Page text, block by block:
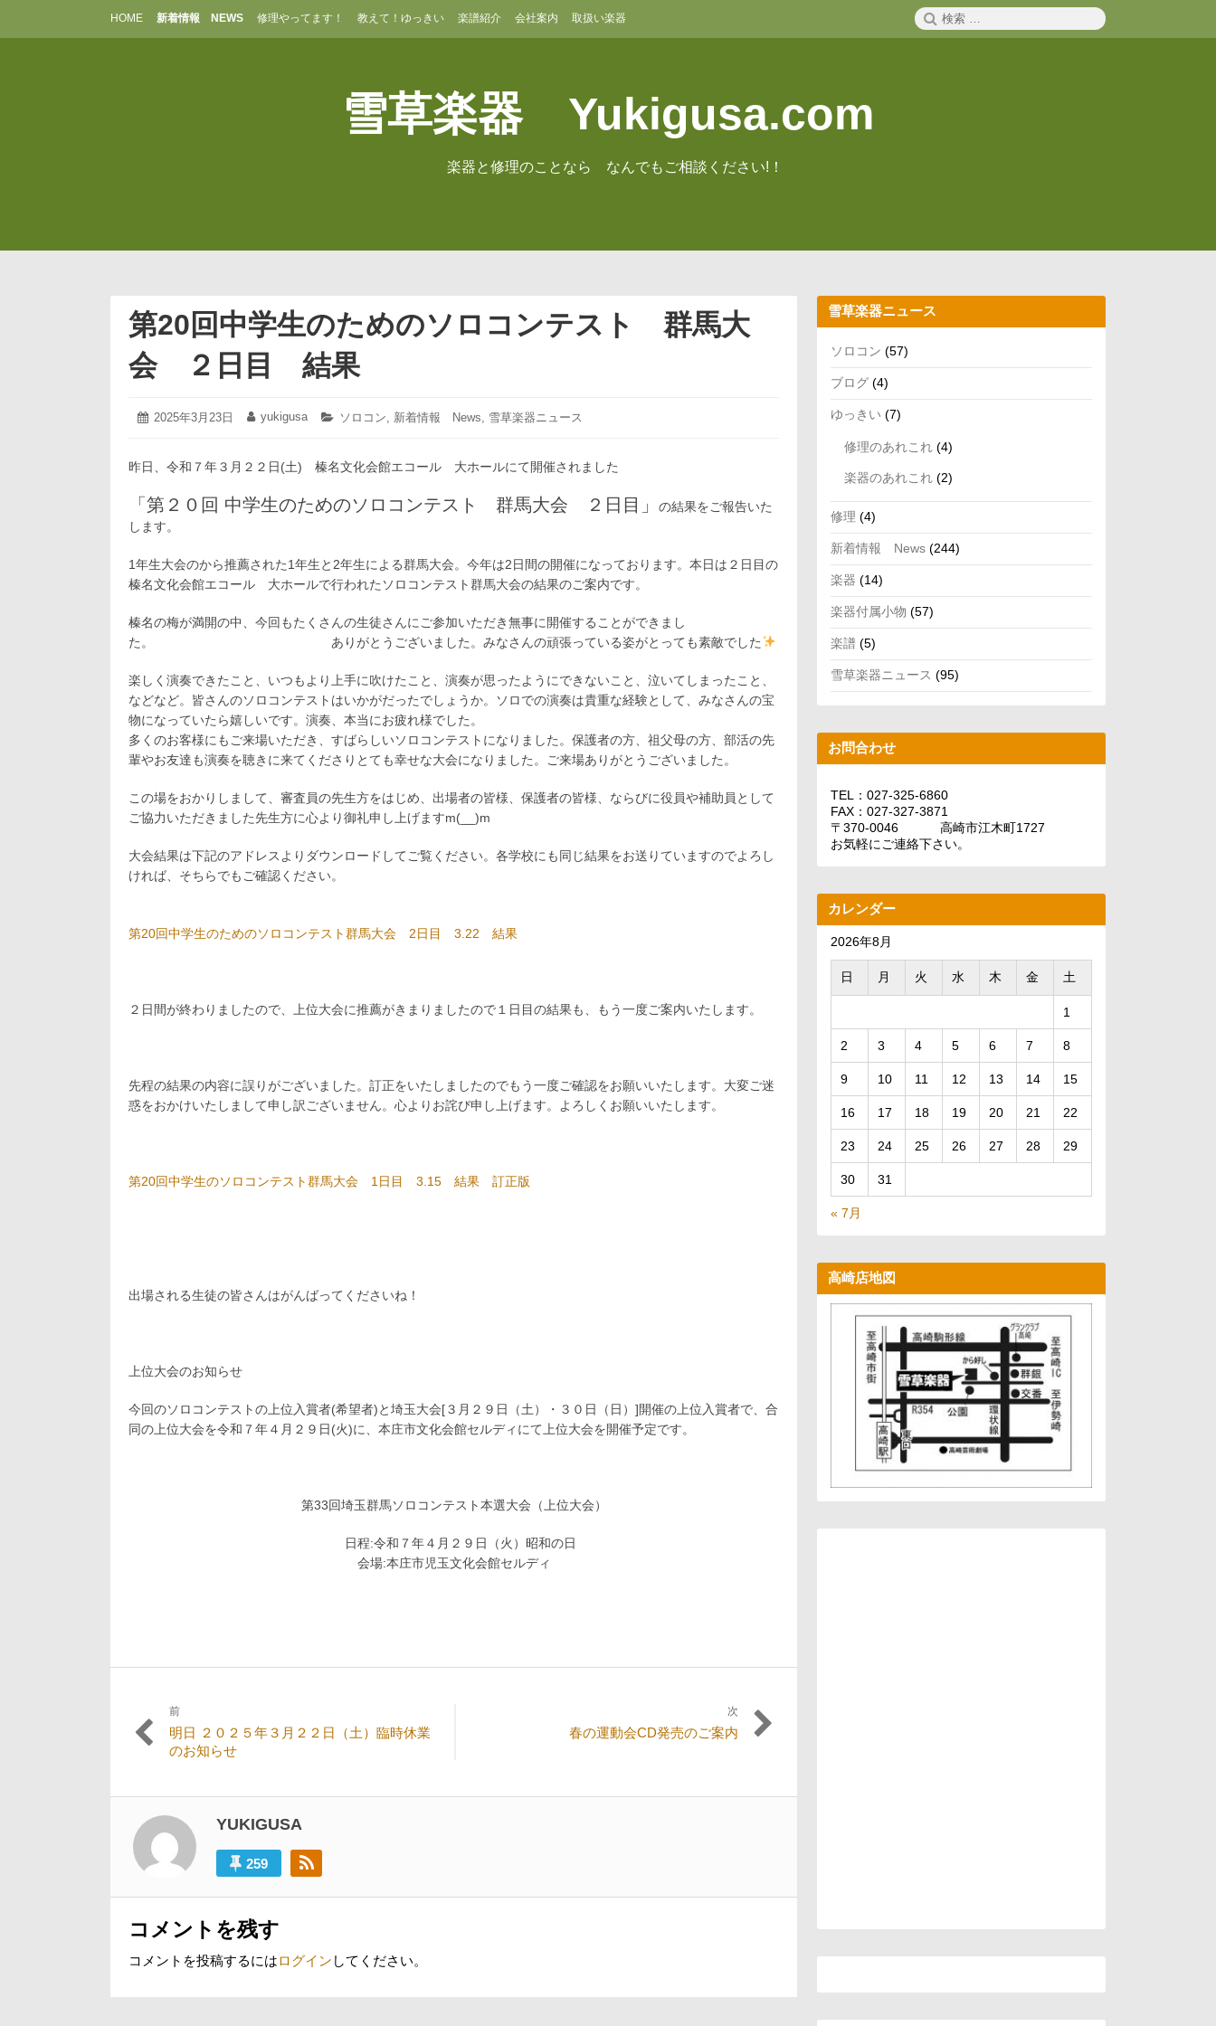
HOME 新着情報 NEWS 修理やってます！ 教えて！ゆっきい 楽譜紹介 会社案内 取扱い楽器
検
索:
雪草楽器 Yukigusa.com
楽器と修理のことなら なんでもご相談ください!！
第20回中学生のためのソロコンテスト 群馬大
会 ２日目 結果
投
2025年3月23日
2025
月
28
投
yukigusa
カ
リ
ソロコン, 新着情報 News, 雪草楽器ニュース
昨日、令和７年３月２２日(土) 榛名文化会館エコール 大ホールにて開催されました
「第２０回 中学生のためのソロコンテスト 群馬大会 ２日目」
の結果をご報告いた
します。
1年生大会のから推薦された1年生と2年生による群馬大会。今年は2日間の開催になっております。本日は２日目の
榛名文化会館エコール 大ホールで行われたソロコンテスト群馬大会の結果のご案内です。
榛名の梅が満開の中、 今回もたくさんの生徒さんにご参加いただき無事に開催することができまし
た。 ありがとうございました。 みなさんの頑張っている姿がとっても素敵でした
楽しく演奏できたこと、いつもより上手に吹けたこと、演奏が思ったようにできないこと、泣いてしまったこと、
などなど。皆さんのソロコンテストはいかがだったでしょうか。
ソロでの演奏は貴重な経験として、みなさんの宝
物になっていたら嬉しいです。演奏、本当にお疲れ様でした。
多くのお客様にもご来場いただき、すばらしいソロコンテストになりました。保護者の方、祖父母の方、部活の先
輩やお友達も演奏を聴きに来てくださりとても幸せな大会になりました。ご来場ありがとうございました。
この場をおかりしまして、審査員の先生方をはじめ、出場者の皆様、保護者の皆様、ならびに役員や補助員として
ご協力いただきました先生方に心より御礼申し上げますm(__)m
大会結果は下記のアドレスよりダウンロードしてご覧ください。各学校にも同じ結果をお送りていますのでよろし
ければ、そちらでもご確認ください。
第20回中学生のためのソロコンテスト群馬大会 2日目 3.22 結果
２日間が終わりましたので、上位大会に推薦がきまりましたので１日目の結果も、もう一度ご案内いたします。
先程の結果の内容に誤りがございました。訂正をいたしましたのでもう一度ご確認をお願いいたします。大変ご迷
惑をおかけいたしまして申し訳ございません。心よりお詫び申し上げます。よろしくお願いいたします。
第20回中学生のソロコンテスト群馬大会 1日目 3.15 結果 訂正版
出場される生徒の皆さんはがんばってくださいね！
上位大会のお知らせ
今回のソロコンテストの上位入賞者(希望者)と埼玉大会[３月２９日（土）・３０日（日）]開催の上位入賞者で、合
同の上位大会を令和７年４月２９日(火)に、本庄市文化会館セルディにて上位大会を開催予定です。
第33回埼玉群馬ソロコンテスト本選大会（上位大会）
日程:令和７年４月２９日（火）昭和の日
会場:本庄市児玉文化会館セルディ
投
稿
ビ
ゲ
ー
ン
前
過
去
稿:
明日 ２０２５年３月２２日（土）臨時休業
のお知らせ
次
春の運動会CD発売のご案内
YUKIGUSA
259
コメントを残す
コメントを投稿するにはログイン してください。
雪草楽器ニュース
ソロコン (57)
ブログ (4)
ゆっきい (7)
修理のあれこれ (4)
楽器のあれこれ (2)
修理 (4)
新着情報 News (244)
楽器 (14)
楽器付属小物 (57)
楽譜 (5)
雪草楽器ニュース (95)
お問合わせ
TEL：027-325-6860
FAX：027-327-3871
〒370-0046 高崎市江木町1727
お気軽にご連絡下さい。
カレンダー
2026年8月
日 月 火 水 木 金 土
1
2 3 4 5 6 7 8
9 10 11 12 13 14 15
16 17 18 19 20 21 22
23 24 25 26 27 28 29
30 31
« 7月
高崎店地図